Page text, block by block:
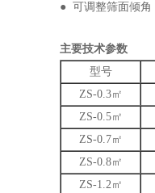
● 可调整筛面倾角
主要技术参数
型号
ZS-0.3㎡
ZS-0.5㎡
ZS-0.7㎡
ZS-0.8㎡
ZS-1.2㎡